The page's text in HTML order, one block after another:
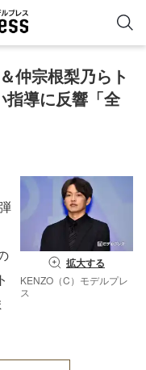
仲宗根梨乃らト
指導に反響「全
拡大する
KENZO（C）モデルプレ
ス